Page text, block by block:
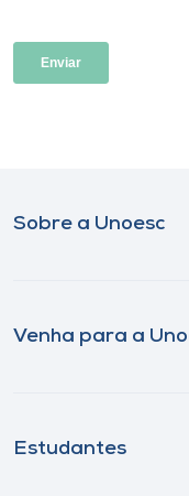
Sobre a Unoesc
Venha para a
Estudantes